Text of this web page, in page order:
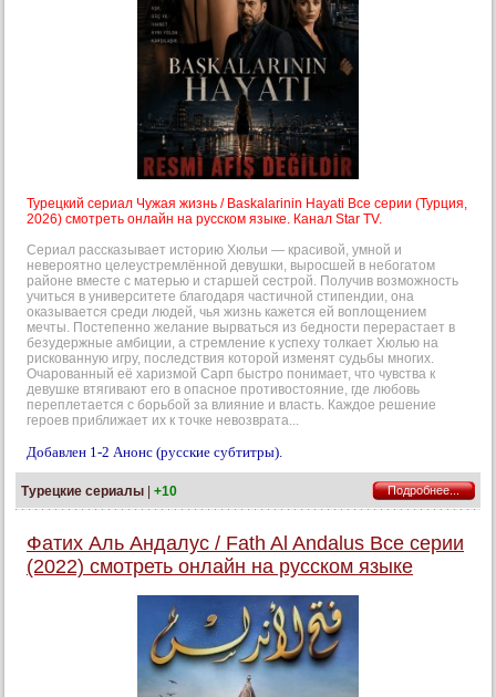
Турецкий сериал Чужая жизнь / Baskalarinin Hayati Все серии (Турция,
2026) смотреть онлайн на русском языке. Канал Star TV.
Сериал рассказывает историю Хюльи — красивой, умной и
невероятно целеустремлённой девушки, выросшей в небогатом
районе вместе с матерью и старшей сестрой. Получив возможность
учиться в университете благодаря частичной стипендии, она
оказывается среди людей, чья жизнь кажется ей воплощением
мечты. Постепенно желание вырваться из бедности перерастает в
безудержные амбиции, а стремление к успеху толкает Хюлью на
рискованную игру, последствия которой изменят судьбы многих.
Очарованный её харизмой Сарп быстро понимает, что чувства к
девушке втягивают его в опасное противостояние, где любовь
переплетается с борьбой за влияние и власть. Каждое решение
героев приближает их к точке невозврата...
Добавлен 1-2 Анонс (русские субтитры).
Турецкие сериалы | +10 Подробнее...
Фатих Аль Андалус / Fath Al Andalus Все серии
(2022) смотреть онлайн на русском языке